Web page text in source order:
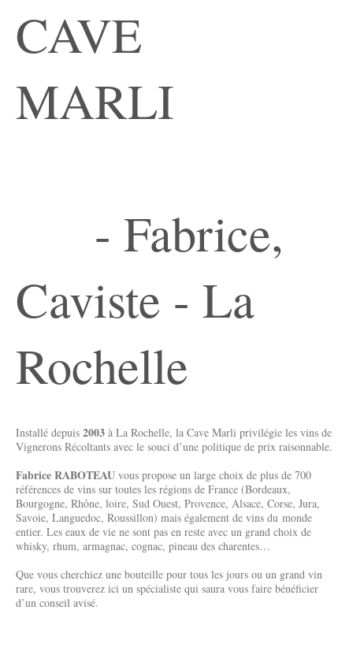
CAVE
MARLI
- Fabrice,
Caviste - La
Rochelle
Installé depuis 2003 à La Rochelle, la Cave Marli privilégie les vins de
Vignerons Récoltants avec le souci d’une politique de prix raisonnable.
Fabrice RABOTEAU vous propose un large choix de plus de 700
références de vins sur toutes les régions de France (Bordeaux,
Bourgogne, Rhône, loire, Sud Ouest, Provence, Alsace, Corse, Jura,
Savoie, Languedoc, Roussillon) mais également de vins du monde
entier. Les eaux de vie ne sont pas en reste avec un grand choix de
whisky, rhum, armagnac, cognac, pineau des charentes…
Que vous cherchiez une bouteille pour tous les jours ou un grand vin
rare, vous trouverez ici un spécialiste qui saura vous faire bénéficier
d’un conseil avisé.